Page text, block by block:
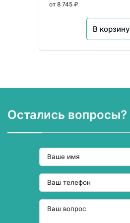
от 8 745 ₽
В корзину
Остались вопросы?